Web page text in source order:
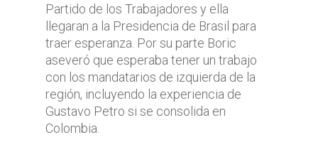
Partido de los Trabajadores y ella
llegaran a la Presidencia de Brasil para
traer esperanza. Por su parte Boric
aseveró que esperaba tener un trabajo
con los mandatarios de izquierda de la
región, incluyendo la experiencia de
Gustavo Petro si se consolida en
Colombia.